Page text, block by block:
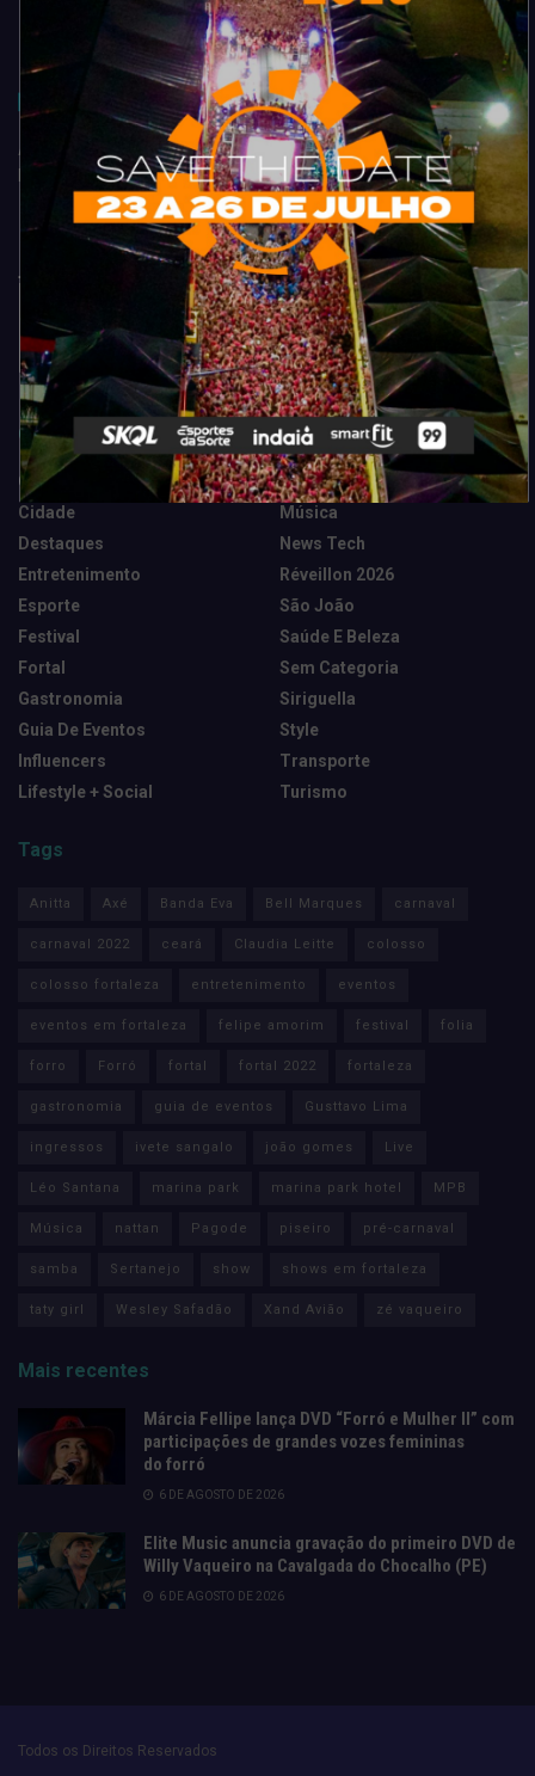
Acompanhe todas as novidades do entretenimento na região de
Fortaleza. Dicas, promoções, coberturas exclusivas e muito mais.
Categorias
Camarote Vip Junino
Cidade
Destaques
Entretenimento
Esporte
Festival
Fortal
Gastronomia
Guia De Eventos
Influencers
Lifestyle + Social
Marketing E Negócios
Música
News Tech
Réveillon 2026
São João
Saúde E Beleza
Sem Categoria
Siriguella
Style
Transporte
Turismo
Tags
Anitta Axé Banda Eva Bell Marques carnaval
carnaval 2022 ceará Claudia Leitte colosso
colosso fortaleza entretenimento eventos
eventos em fortaleza felipe amorim festival folia
forro Forró fortal fortal 2022 fortaleza
gastronomia guia de eventos Gusttavo Lima
ingressos ivete sangalo joão gomes Live
Léo Santana marina park marina park hotel MPB
Música nattan Pagode piseiro pré-carnaval
samba Sertanejo show shows em fortaleza
taty girl Wesley Safadão Xand Avião zé vaqueiro
Mais recentes
Márcia Fellipe lança DVD “Forró e Mulher II” com
participações de grandes vozes femininas
do forró
6 DE AGOSTO DE 2026
Elite Music anuncia gravação do primeiro DVD de
Willy Vaqueiro na Cavalgada do Chocalho (PE)
6 DE AGOSTO DE 2026
Todos os Direitos Reservados